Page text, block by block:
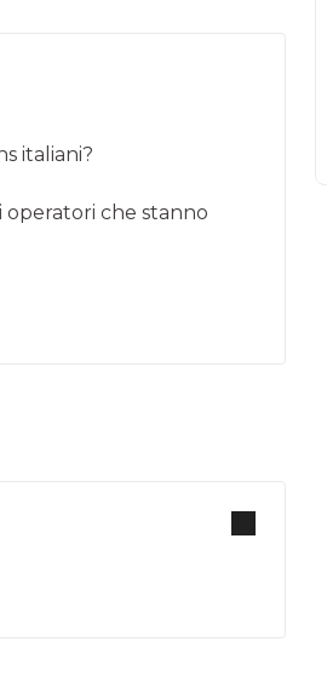
italiani?
operatori che stanno